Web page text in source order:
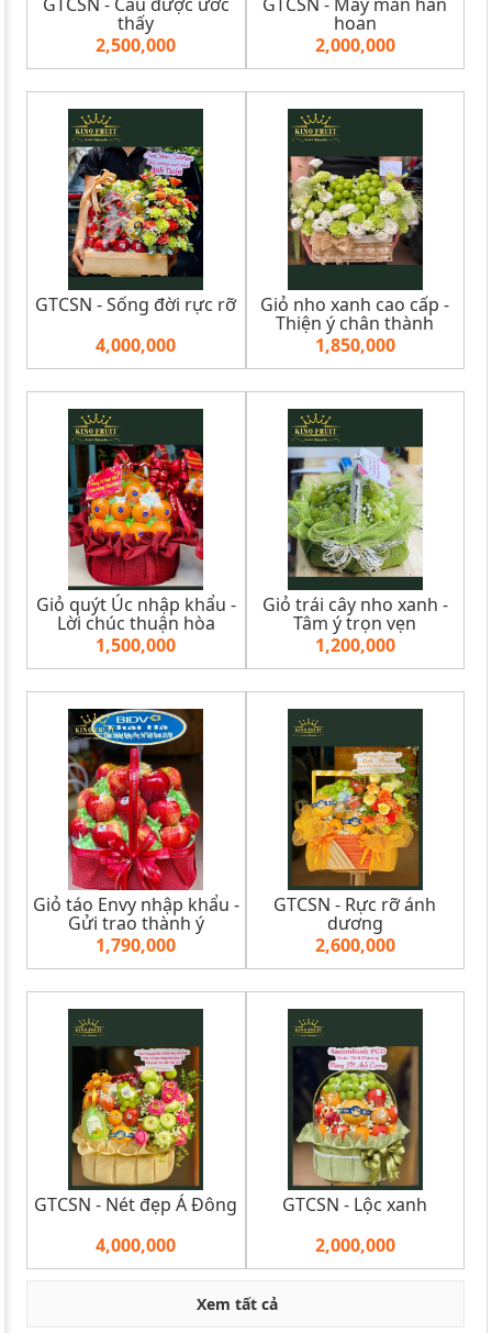
thấy
2,500,000
hoan
2,000,000
GTCSN - Sống đời rực rỡ
4,000,000
Giỏ nho xanh cao cấp -
Thiện ý chân thành
1,850,000
Giỏ quýt Úc nhập khẩu -
Lời chúc thuận hòa
1,500,000
Giỏ trái cây nho xanh -
Tâm ý trọn vẹn
1,200,000
Giỏ táo Envy nhập khẩu -
Gửi trao thành ý
1,790,000
GTCSN - Rực rỡ ánh
dương
2,600,000
GTCSN - Nét đẹp Á Đông
4,000,000
GTCSN - Lộc xanh
2,000,000
Xem tất cả